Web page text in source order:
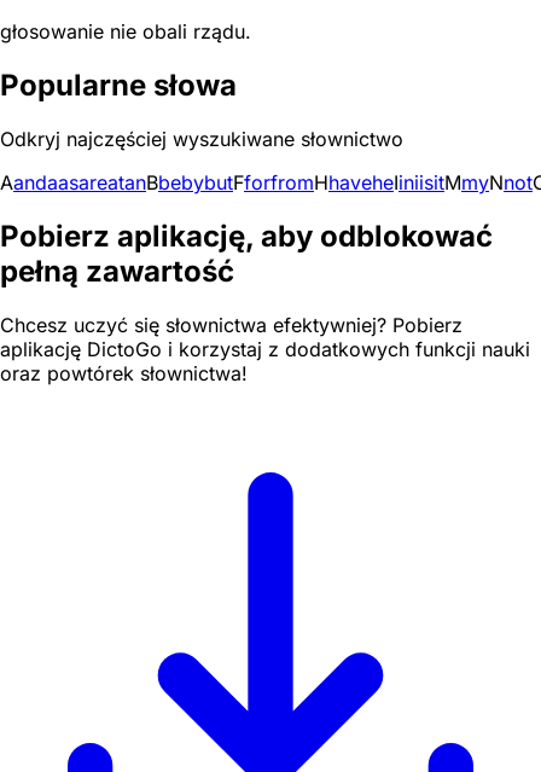
głosowanie nie obali rządu.
Popularne słowa
Odkryj najczęściej wyszukiwane słownictwo
AandaasareatanBbebybutFforfromHhaveheIiniisitMmyNnot
Pobierz aplikację, aby odblokować
pełną zawartość
Chcesz uczyć się słownictwa efektywniej? Pobierz
aplikację DictoGo i korzystaj z dodatkowych funkcji nauki
oraz powtórek słownictwa!